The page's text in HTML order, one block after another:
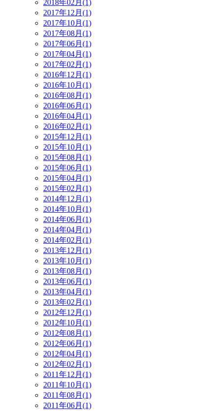
2018年02月(1)
2017年12月(1)
2017年10月(1)
2017年08月(1)
2017年06月(1)
2017年04月(1)
2017年02月(1)
2016年12月(1)
2016年10月(1)
2016年08月(1)
2016年06月(1)
2016年04月(1)
2016年02月(1)
2015年12月(1)
2015年10月(1)
2015年08月(1)
2015年06月(1)
2015年04月(1)
2015年02月(1)
2014年12月(1)
2014年10月(1)
2014年06月(1)
2014年04月(1)
2014年02月(1)
2013年12月(1)
2013年10月(1)
2013年08月(1)
2013年06月(1)
2013年04月(1)
2013年02月(1)
2012年12月(1)
2012年10月(1)
2012年08月(1)
2012年06月(1)
2012年04月(1)
2012年02月(1)
2011年12月(1)
2011年10月(1)
2011年08月(1)
2011年06月(1)